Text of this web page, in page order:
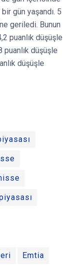
gün yaşandı. 5
geriledi. Bunun
puanlık düşüşle
puanlık düşüşle
düşüşle
Emtia